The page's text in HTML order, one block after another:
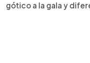
gótico a la gala y